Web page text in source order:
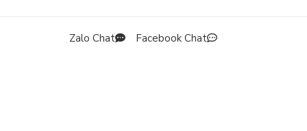
Zalo Chat Facebook Chat